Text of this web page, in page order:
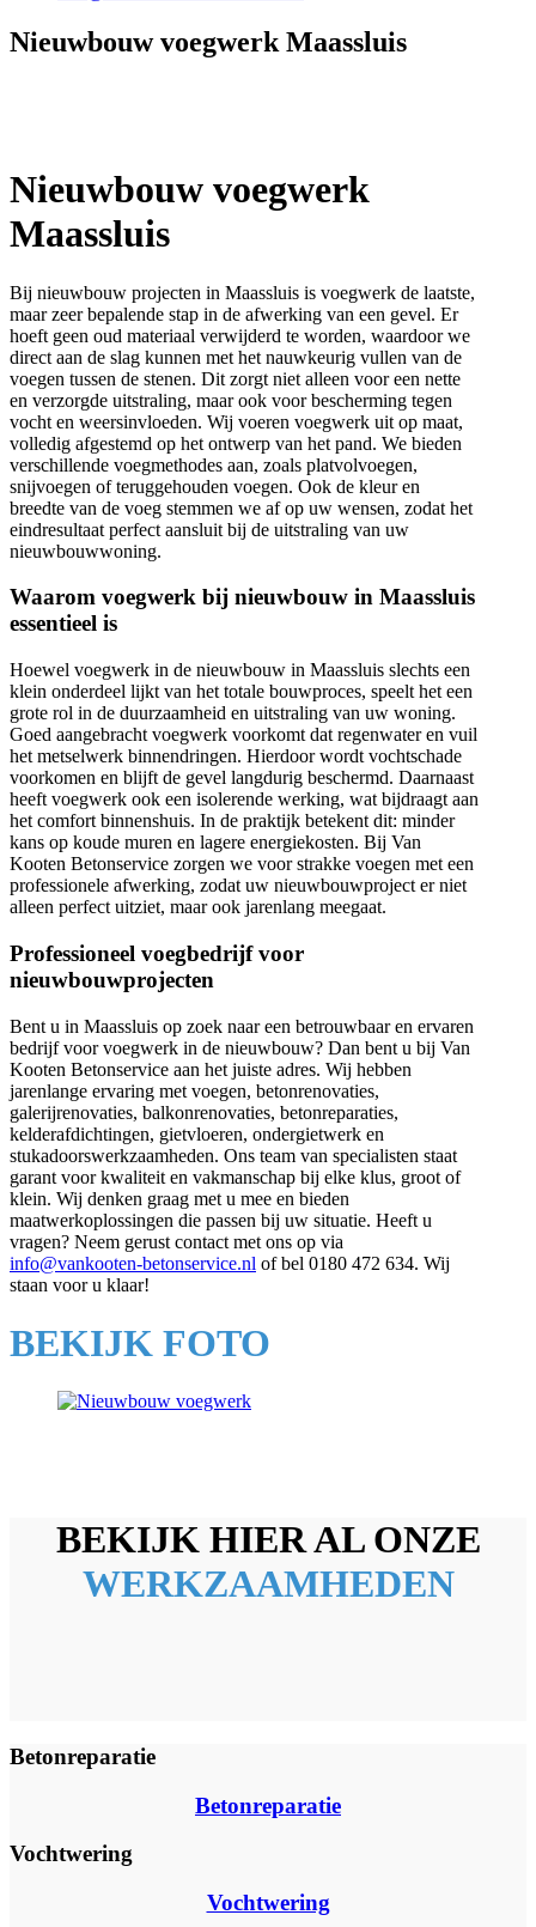
Nieuwbouw voegwerk Maassluis
Nieuwbouw voegwerk
Maassluis
Bij nieuwbouw projecten in Maassluis is voegwerk de laatste,
maar zeer bepalende stap in de afwerking van een gevel. Er
hoeft geen oud materiaal verwijderd te worden, waardoor we
direct aan de slag kunnen met het nauwkeurig vullen van de
voegen tussen de stenen. Dit zorgt niet alleen voor een nette
en verzorgde uitstraling, maar ook voor bescherming tegen
vocht en weersinvloeden. Wij voeren voegwerk uit op maat,
volledig afgestemd op het ontwerp van het pand. We bieden
verschillende voegmethodes aan, zoals platvolvoegen,
snijvoegen of teruggehouden voegen. Ook de kleur en
breedte van de voeg stemmen we af op uw wensen, zodat het
eindresultaat perfect aansluit bij de uitstraling van uw
nieuwbouwwoning.
Waarom voegwerk bij nieuwbouw in Maassluis
essentieel is
Hoewel voegwerk in de nieuwbouw in Maassluis slechts een
klein onderdeel lijkt van het totale bouwproces, speelt het een
grote rol in de duurzaamheid en uitstraling van uw woning.
Goed aangebracht voegwerk voorkomt dat regenwater en vuil
het metselwerk binnendringen. Hierdoor wordt vochtschade
voorkomen en blijft de gevel langdurig beschermd. Daarnaast
heeft voegwerk ook een isolerende werking, wat bijdraagt aan
het comfort binnenshuis. In de praktijk betekent dit: minder
kans op koude muren en lagere energiekosten. Bij Van
Kooten Betonservice zorgen we voor strakke voegen met een
professionele afwerking, zodat uw nieuwbouwproject er niet
alleen perfect uitziet, maar ook jarenlang meegaat.
Professioneel voegbedrijf voor
nieuwbouwprojecten
Bent u in Maassluis op zoek naar een betrouwbaar en ervaren
bedrijf voor voegwerk in de nieuwbouw? Dan bent u bij Van
Kooten Betonservice aan het juiste adres. Wij hebben
jarenlange ervaring met voegen, betonrenovaties,
galerijrenovaties, balkonrenovaties, betonreparaties,
kelderafdichtingen, gietvloeren, ondergietwerk en
stukadoorswerkzaamheden. Ons team van specialisten staat
garant voor kwaliteit en vakmanschap bij elke klus, groot of
klein. Wij denken graag met u mee en bieden
maatwerkoplossingen die passen bij uw situatie. Heeft u
vragen? Neem gerust contact met ons op via
info@vankooten-betonservice.nl of bel 0180 472 634. Wij
staan voor u klaar!
BEKIJK FOTO
BEKIJK HIER AL ONZE
WERKZAAMHEDEN
Betonreparatie
Betonreparatie
Vochtwering
Vochtwering